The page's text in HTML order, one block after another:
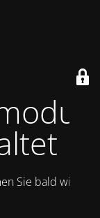
Sie bald wieder.